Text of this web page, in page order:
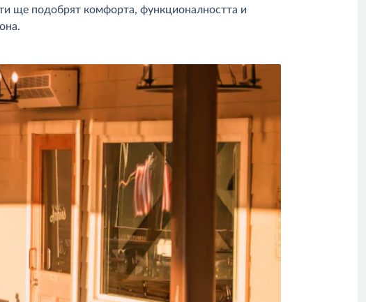
ще подобрят комфорта, функционалността и